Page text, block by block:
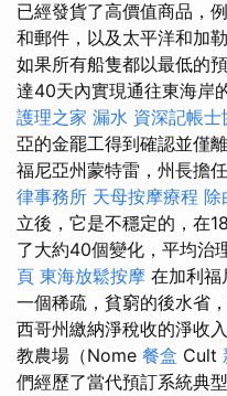
已經發貨了高價值商品，
和郵件，以及太平洋和加
如果所有船隻都以最低的
達40天內實現通往東海岸
護理之家 漏水 資深記帳
亞的金罷工得到確認並僅
福尼亞州蒙特雷，州長擔
律事務所 天母按摩療程 除
立後，它是不穩定的，在
了大約40個變化，平均治
頁 東海放鬆按摩 在加利福
一個稀疏，貧窮的後水省
西哥州繳納淨稅收的淨收
教農場（Nome 餐盒 Cult
們經歷了當代預訂系統典